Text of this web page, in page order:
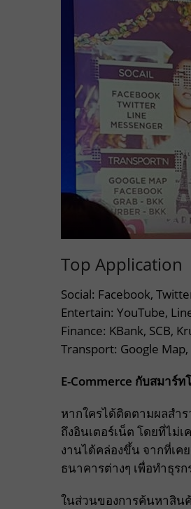
Top Application
Social: Facebook,
Entertain: YouTube,
Finance: KBank, SCB,
Transport: Google
E-Commerce กับสมาร์ท
หากใครได้ติดตามผลสำ
ถึงอินเตอร์เน็ต โดยที่ไม่
งานได้คล่องขึ้น จากที่เค
ธนาคารต่างๆ เพื่อทำธุร
ในส่วนของการค้นหาสิน